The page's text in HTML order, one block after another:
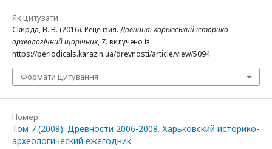
Як цитувати
Скирда, В. В. (2016). Рецензия.Давнина. Харківський історико-
археологічний щорічник, 7. вилучено із
https://periodicals.karazin.ua/drevnosti/article/view/5094
Формати цитування
Номер
Том 7 (2008): Древности 2006-2008. Харьковский историко-
археологический ежегодник